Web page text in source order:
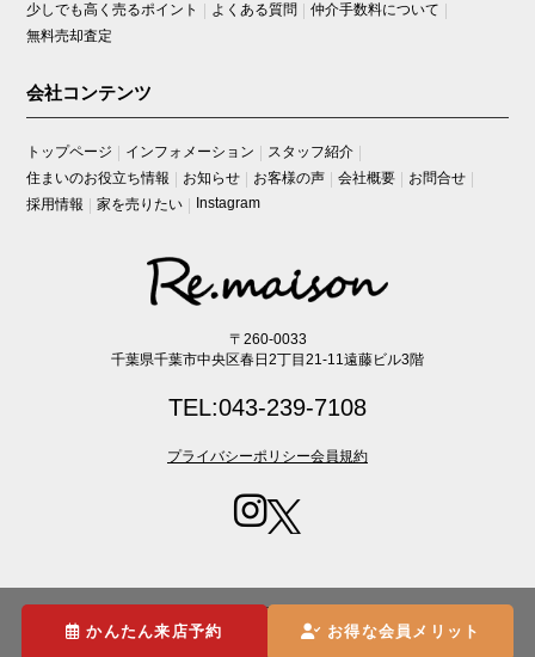
少しでも高く売るポイント
よくある質問
仲介手数料について
無料売却査定
会社コンテンツ
トップページ インフォメーション
スタッフ紹介
住まいのお役立ち情報
お知らせ お客様の声 会社概要
お問合せ
採用情報
家を売りたい Instagram
〒260-0033
千葉県千葉市中央区春日2丁目21-11遠藤ビル3階
TEL:043-239-7108
プライバシーポリシー会員規約
Copyright (C) Re・maison lnc. All Rights Reserved.
かんたん来店予約 お得な会員メリット